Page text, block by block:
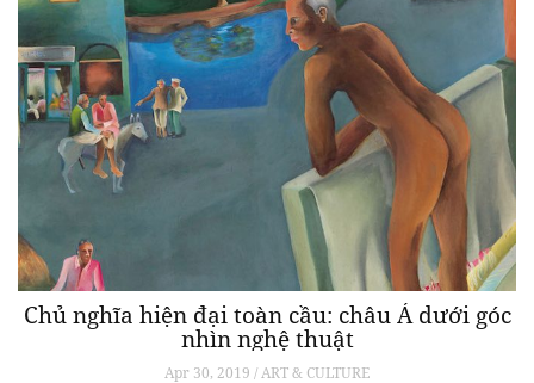
Chủ nghĩa hiện đại toàn cầu: châu Á dưới góc
nhìn nghệ thuật
Apr 30, 2019 / ART & CULTURE